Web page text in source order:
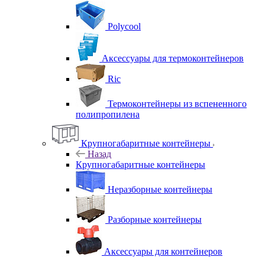
Polycool
Аксессуары для термоконтейнеров
Ric
Термоконтейнеры из вспененного
полипропилена
Крупногабаритные контейнеры
Назад
Крупногабаритные контейнеры
Неразборные контейнеры
Разборные контейнеры
Аксессуары для контейнеров